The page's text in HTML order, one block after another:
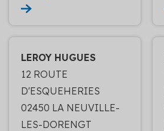
LEROY HUGUES
12 ROUTE
D'ESQUEHERIES
02450 LA NEUVILLE-
LES-DORENGT